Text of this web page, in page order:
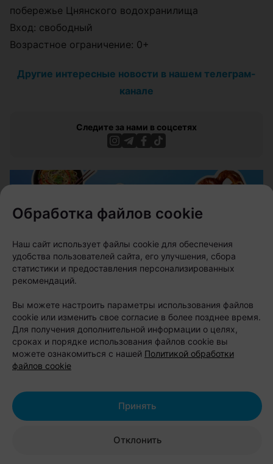
побережье Цнянского водохранилища
Вход: свободный
Возрастное ограничение: 0+
Другие интересные новости в нашем телеграм-
канале
Следите за нами в соцсетях
ЭФФЕКТИВНАЯ РЕКЛАМА НА САЙТЕ
Журнал
«Шабаны — это не
Обработка файлов cookie
Наш сайт использует файлы cookie для обеспечения
удобства пользователей сайта, его улучшения, сбора
статистики и предоставления персонализированных
рекомендаций.
Вы можете настроить параметры использования файлов
cookie или изменить свое согласие в более позднее время.
Для получения дополнительной информации о целях,
сроках и порядке использования файлов cookie вы
можете ознакомиться с нашей Политикой обработки
файлов cookie
Отклонить
Принять